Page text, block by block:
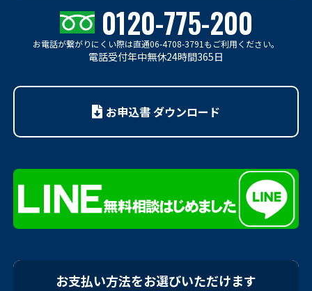
0120-775-200
お電話が繋がりにくい際は直通06-4708-3791もご利用ください。
電話受付年中無休24時間365日
お申込書 ダウンロード
お支払い方法をお選びいただけます